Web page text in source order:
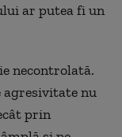
ar putea fi un
necontrolată.
agresivitate nu
prin